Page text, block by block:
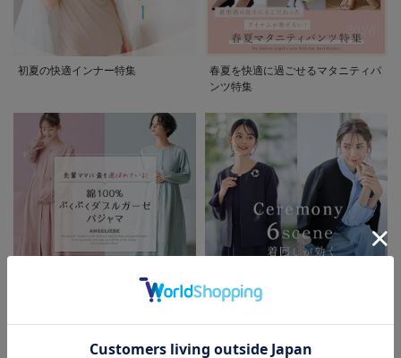
お気に入り商品を確認する
初夏の快適インナー特集
春夏を快適に過ごせるマタニティパ
ンツ特集
ぷくダブルガーゼパジャマシリーズ
セレモニー6シーン